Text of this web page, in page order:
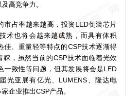
高竞争力。
占率越来越高，投资LED倒装芯片
术也将会越来越成熟，而具有体积
佳、重量轻等特点的CSP技术逐渐得
睐，虽然当前的CSP技术面临着光效
一致性等问题，但其发展将会是LED
光亚展有亿光、LUMENS、隆达电
企业推出CSP产品。